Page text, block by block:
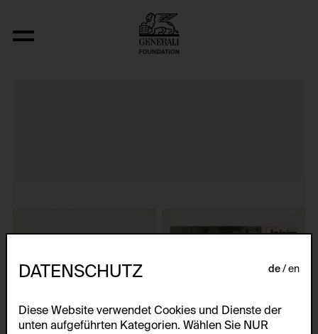
Aus der Serie "Dvostruki Zivot"
DATENSCHUTZ de en
Diese Website verwendet Cookies und Dienste der
unten aufgeführten Kategorien. Wählen Sie NUR